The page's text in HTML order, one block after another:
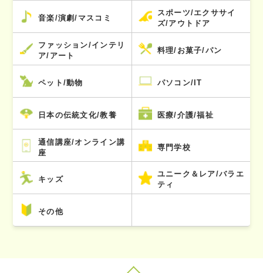
音楽/演劇/マスコミ
スポーツ/エクササイ
ズ/アウトドア
ファッション/インテリ
ア/アート
料理/お菓子/パン
ペット/動物 パソコン/IT
日本の伝統文化/教養 医療/介護/福祉
通信講座/オンライン講
座
専門学校
キッズ
ユニーク＆レア/バラエ
ティ
その他